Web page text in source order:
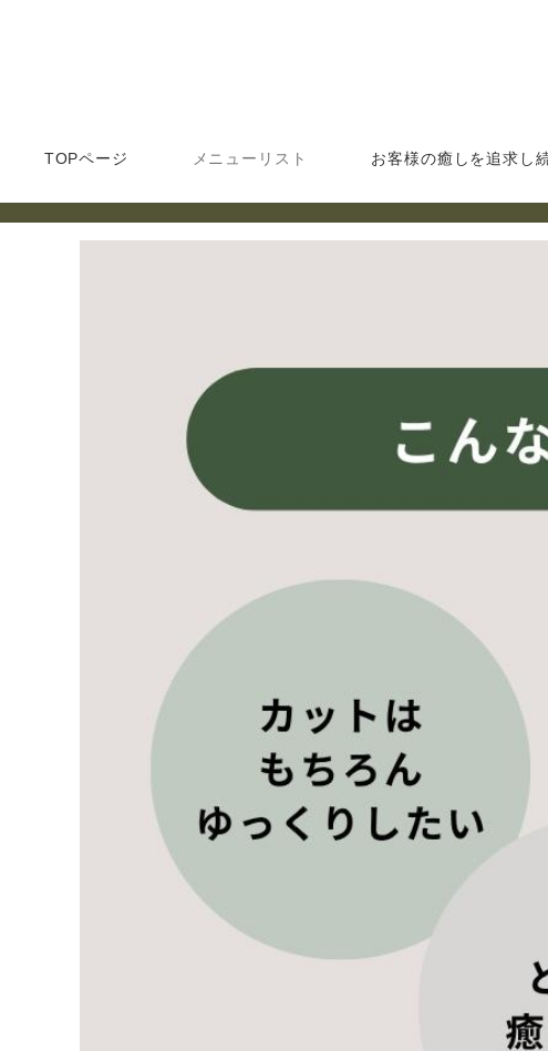
TOPページ メニューリスト お客様の癒しを追求し